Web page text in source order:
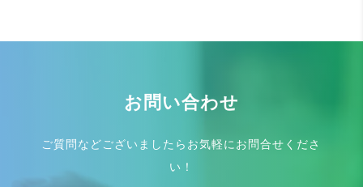
お問い合わせ
ご質問などございましたらお気軽にお問合せくださ
い！